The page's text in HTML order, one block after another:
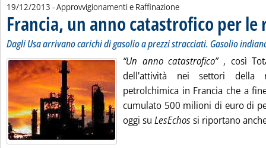
19/12/2013 - Approvvigionamenti e Raffinazione
Francia, un anno catastrofico per
Dagli Usa arrivano carichi di gasolio a prezzi stracciati. Gasolio
“Un anno catastrofico” , così
dell'attività nei settori della
petrolchimica in Francia che a
cumulato 500 milioni di euro di
oggi su LesEchos si riportano